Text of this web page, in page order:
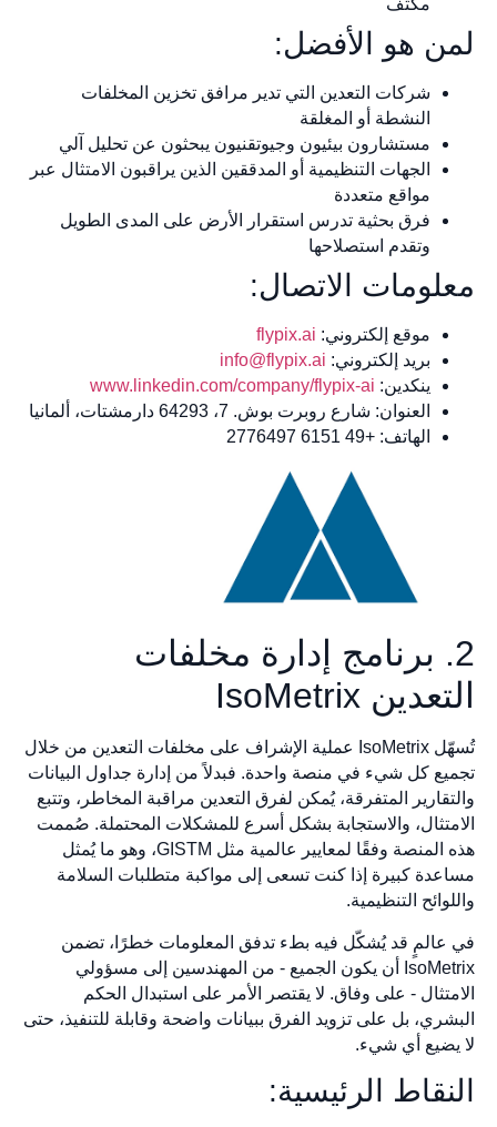
مكثف
لمن هو الأفضل:
شركات التعدين التي تدير مرافق تخزين المخلفات
النشطة أو المغلقة
مستشارون بيئيون وجيوتقنيون يبحثون عن تحليل آلي
الجهات التنظيمية أو المدققين الذين يراقبون الامتثال عبر
مواقع متعددة
فرق بحثية تدرس استقرار الأرض على المدى الطويل
وتقدم استصلاحها
معلومات الاتصال:
موقع إلكتروني: flypix.ai
بريد إلكتروني: info@flypix.ai
ينكدين: www.linkedin.com/company/flypix-ai
العنوان: شارع روبرت بوش. 7، 64293 دارمشتات، ألمانيا
الهاتف: +49 6151 2776497
2. برنامج إدارة مخلفات
التعدين IsoMetrix
تُسهّل IsoMetrix عملية الإشراف على مخلفات التعدين من خلال
تجميع كل شيء في منصة واحدة. فبدلاً من إدارة جداول البيانات
والتقارير المتفرقة، يُمكن لفرق التعدين مراقبة المخاطر، وتتبع
الامتثال، والاستجابة بشكل أسرع للمشكلات المحتملة. صُممت
هذه المنصة وفقًا لمعايير عالمية مثل GISTM، وهو ما يُمثل
مساعدة كبيرة إذا كنت تسعى إلى مواكبة متطلبات السلامة
واللوائح التنظيمية.
في عالمٍ قد يُشكّل فيه بطء تدفق المعلومات خطرًا، تضمن
IsoMetrix أن يكون الجميع - من المهندسين إلى مسؤولي
الامتثال - على وفاق. لا يقتصر الأمر على استبدال الحكم
البشري، بل على تزويد الفرق ببيانات واضحة وقابلة للتنفيذ، حتى
لا يضيع أي شيء.
النقاط الرئيسية: